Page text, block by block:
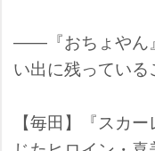
――『おちょやん
い出に残っている
【毎田】『スカ